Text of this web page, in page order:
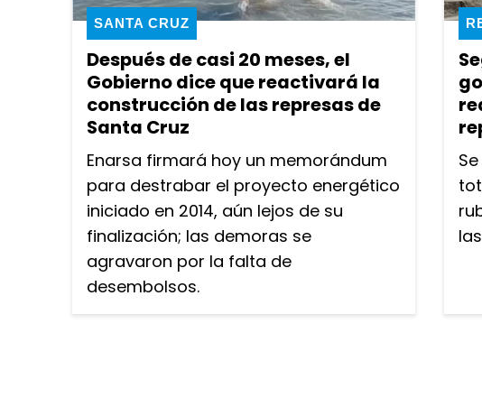
Después de casi 20 meses, el
Gobierno dice que reactivará la
construcción de las represas de
Santa Cruz
SANTA CRUZ
Enarsa firmará hoy un memorándum
para destrabar el proyecto energético
iniciado en 2014, aún lejos de su
finalización; las demoras se
agravaron por la falta de
desembolsos.